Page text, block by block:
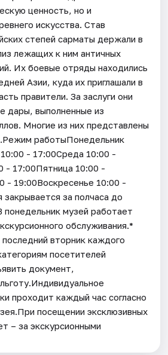
ценность, но и
искусства. Став
степей сарматы держали в
лежащих к ним античных
Их боевые отряды находились
Азии, куда их приглашали в
правители. За заслуги они
дары, выполненные из
Многие из них представлены
работыПонедельник
- 17:00Среда 10:00 -
- 17:00Пятница 10:00 -
- 19:00Воскресенье 10:00 -
за полчаса до
понедельник музей работает
обслуживания.*
вторник каждого
посетителей
документ,
проходит каждый час согласно
посещении эксклюзивных
– за экскурсионными